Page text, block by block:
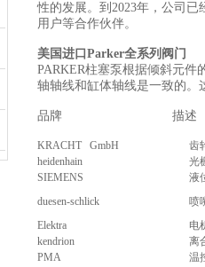
性的发展。到2023年，公司
用户等合作伙伴。
美国进口Parker全系列阀门
PARKER柱塞泵根据倾斜元
轴轴线和缸体轴线是一致的。
品牌 描述
KRACHT GmbH 齿
heidenhain
光
SIEMENS
液
duesen-schlick
喷
Elektra
电
kendrion
离
PMA
温